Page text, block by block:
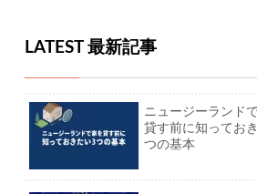
LATEST 最新記事
ニュージーランド
貸す前に知ってお
つの基本